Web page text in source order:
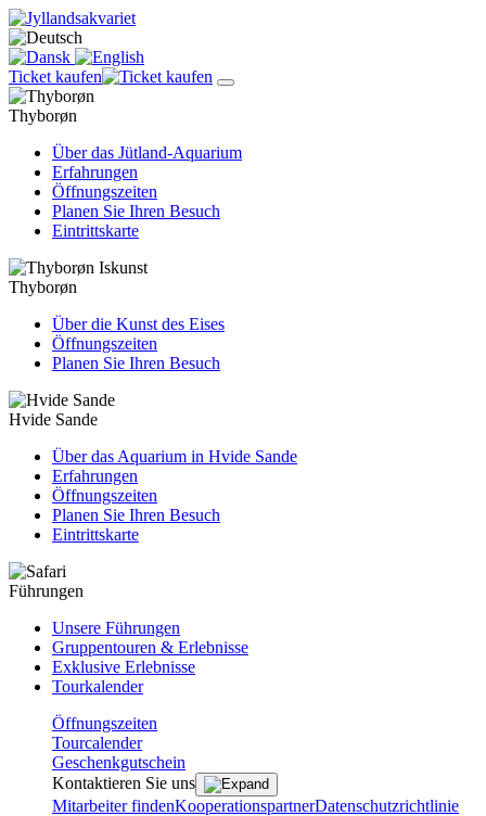
Ticket kaufen
Thyborøn
Über das Jütland-Aquarium
Erfahrungen
Öffnungszeiten
Planen Sie Ihren Besuch
Eintrittskarte
Thyborøn
Über die Kunst des Eises
Öffnungszeiten
Planen Sie Ihren Besuch
Hvide Sande
Über das Aquarium in Hvide Sande
Erfahrungen
Öffnungszeiten
Planen Sie Ihren Besuch
Eintrittskarte
Führungen
Unsere Führungen
Gruppentouren & Erlebnisse
Exklusive Erlebnisse
Tourkalender
Öffnungszeiten
Tourcalender
Geschenkgutschein
Kontaktieren Sie uns
Mitarbeiter findenKooperationspartnerDatenschutzrichtlinie